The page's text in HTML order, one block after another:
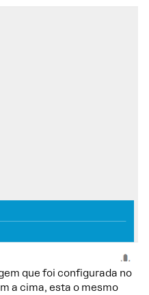
que foi configurada no
a cima, esta o mesmo